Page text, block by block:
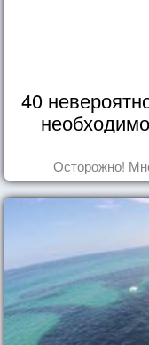
40
Осторожно!